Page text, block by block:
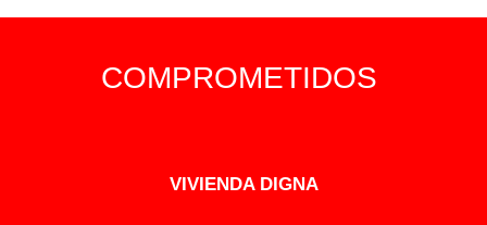
COMPROMETIDOS
VIVIENDA DIGNA